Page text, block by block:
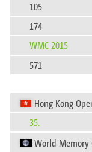
105
174
WMC 2015
571
Hong Kong
35.
World Memory